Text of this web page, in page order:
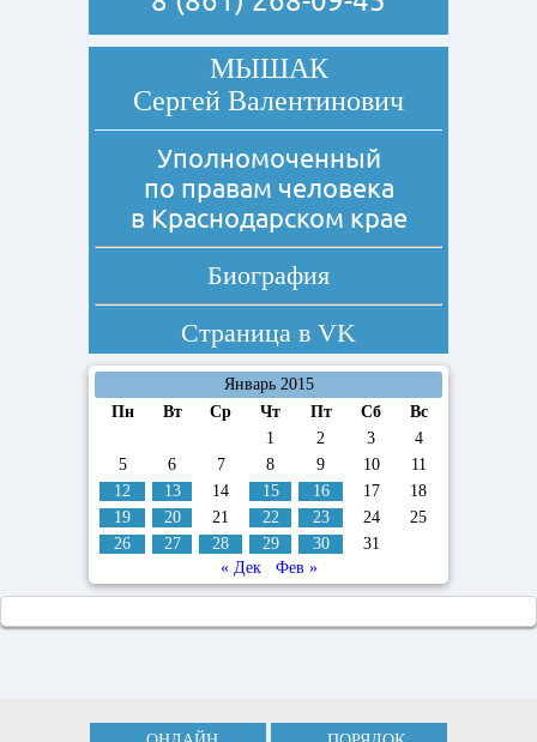
МЫШАК
Сергей Валентинович
Уполномоченный
по правам человека
в Краснодарском крае
Биография
Страница в VK
Январь 2015
Пн
Вт Ср Чт Пт Сб
Вс
1
2 3
4
5
6 7 8 9 10
11
12
13 14 15 16 17
18
19
20 21 22 23 24
25
26
27 28 29 30
31
« Дек
Фев »